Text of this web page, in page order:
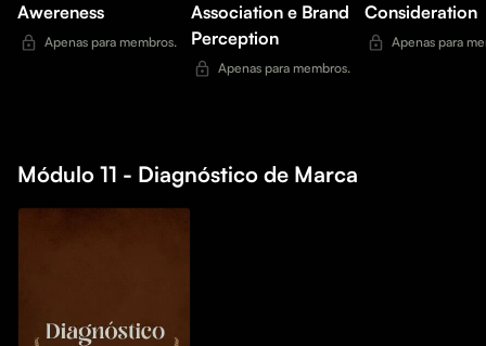
Awereness
Apenas para membros.
Association e Brand
Perception
Apenas para membros.
Consideration
Apenas para
Módulo 11 - Diagnóstico de Marca